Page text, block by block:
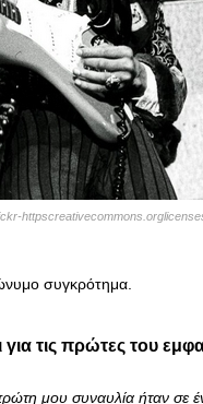
συγκρότημα.
τις πρώτες του
μου συναυλία ήταν σε